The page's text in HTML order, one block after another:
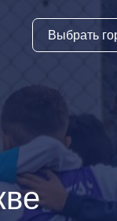
Выбрать